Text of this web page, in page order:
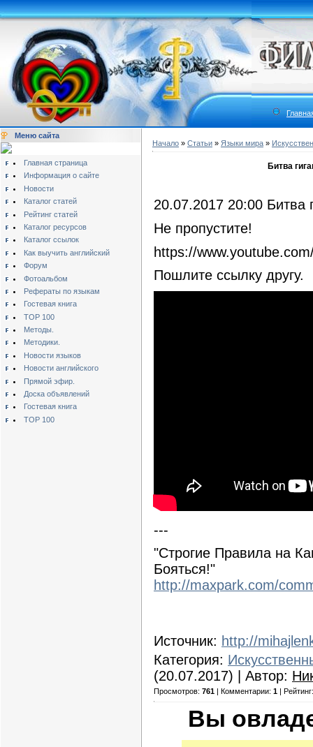
Меню сайта
Главная страница
Информация о сайте
Новости
Каталог статей
Рейтинг статей
Каталог ресурсов
Каталог ссылок
Как выучить английский
Форум
Фотоальбом
Рефераты по языкам
Гостевая книга
TOP 100
Методы.
Методики.
Новости языков
Новости английского
Прямой эфир.
Доска объявлений
Гостевая книга
TOP 100
Начало » Статьи » Языки мира »
Битва
20.07.2017 20:00 Битва
Не пропустите!
https://
Пошлите ссылку другу.
---
"Строгие Правила на
Бояться!"
http://maxpark.com/
Источник: http://
Категория:
(20.07.2017) | Автор:
Просмотров: 761 | Комментарии: 1 |
Вы